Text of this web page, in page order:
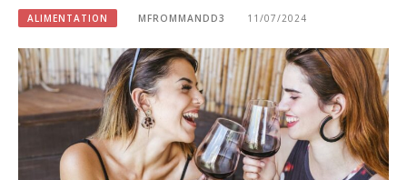
ALIMENTATION MFROMMANDD3 11/07/2024